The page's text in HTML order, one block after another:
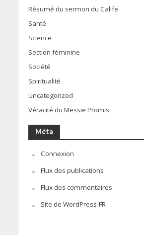
Résumé du sermon du Calife
Santé
Science
Section féminine
Société
Spiritualité
Uncategorized
Véracité du Messie Promis
Méta
Connexion
Flux des publications
Flux des commentaires
Site de WordPress-FR